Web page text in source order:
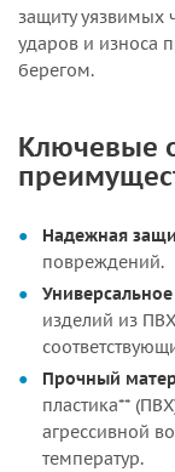
защиту уязвимых
ударов и износа
берегом.
Ключевые
Надежная
повреждений.
изделий из
Прочный
пластика**
агрессивной
температур.